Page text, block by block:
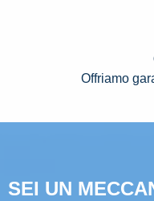
Offriamo
SEI UN